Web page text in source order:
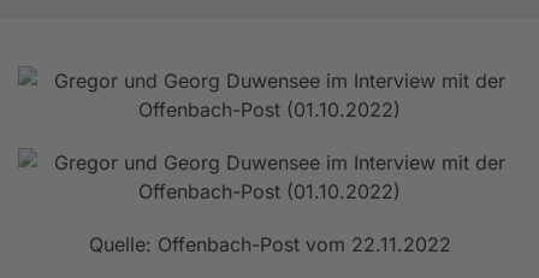
Quelle: Offenbach-Post vom 22.11.2022